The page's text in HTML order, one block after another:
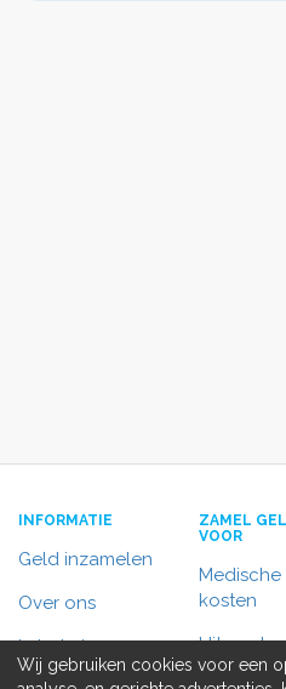
INFORMATIE
Geld inzamelen
Over ons
In het nieuws
ZAMEL
VOOR
Medische
kosten
Uitvaart
Wij gebruiken cookies voor een